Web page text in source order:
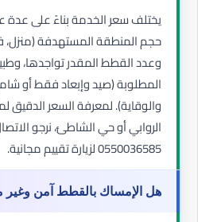
يختلف سعر الخدمة بناءً على عدة
حجم المنطقة المستهدفة (منزل،
وعدد القطط المقدر تواجدها،
المطلوبة (صيد وإبعاد فقط أو
والوقاية). لمعرفة السعر الدقيق
الروابي أو حي الشاطئ، نرجو
0550036585 لزيارة تقييم مجانية.
هل الإمساك بالقطط آمن وغير